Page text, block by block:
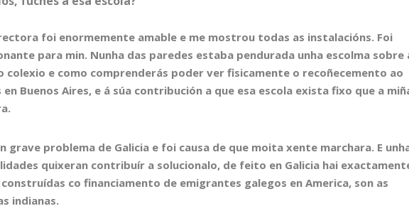
foi enormemente amable e me mostrou todas as instalacións. Foi
para min. Nunha das paredes estaba pendurada unha escolma sobre
colexio e como comprenderás poder ver fisicamente o recoñecemento ao
Buenos Aires, e á súa contribución a que esa escola exista fixo que a
grave problema de Galicia e foi causa de que moita xente marchara. E
quixeran contribuír a solucionalo, de feito en Galicia hai
co financiamento de emigrantes galegos en America, son as
indianas.